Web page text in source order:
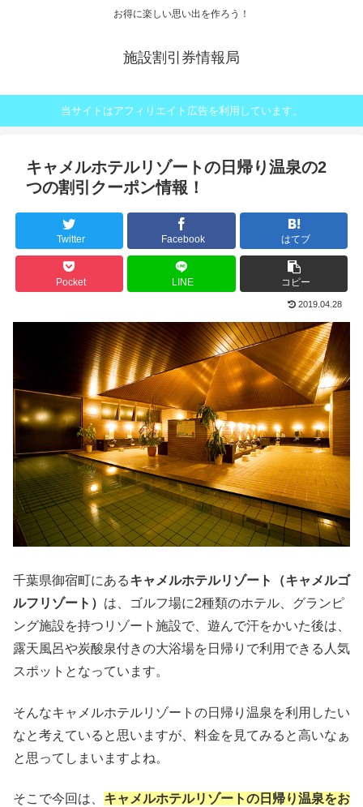
お得に楽しい思い出を作ろう！
施設割引券情報局
当サイトはアフィリエイト広告を利用しています。
キャメルホテルリゾートの日帰り温泉の2
つの割引クーポン情報！
Twitter Facebook はてブ
Pocket LINE コピー
2019.04.28
千葉県御宿町にあるキャメルホテルリゾート（キャメルゴ
ルフリゾート） は、ゴルフ場に2種類のホテル、グランピ
ング施設を持つリゾート施設で、遊んで汗をかいた後は、
露天風呂や炭酸泉付きの大浴場を日帰りで利用できる人気
スポットとなっています。
そんなキャメルホテルリゾートの日帰り温泉を利用したい
なと考えていると思いますが、料金を見てみると高いなぁ
と思ってしまいますよね。
そこで今回は、 キャメルホテルリゾートの日帰り温泉をお